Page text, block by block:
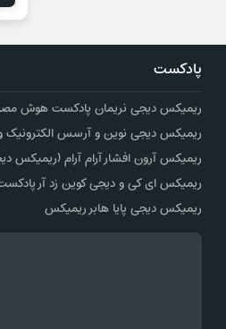
پادکست
ریمیکس دیجی نریمان پادکست هوش
ریمیکس دیجی نوین و آرسس الکترونیک و
ریمیکس آرون افشار آرام آرام (ریمیکس
ریمیکس ای کی و دیجی کوین زد آر
ریمیکس دیجی پایا هابر ریمیکس